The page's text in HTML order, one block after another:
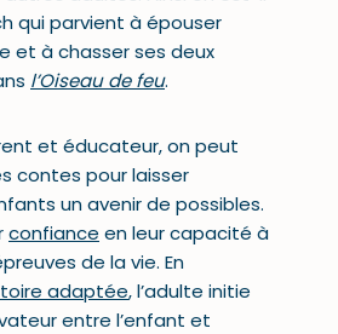
qui parvient à épouser
et à chasser ses deux
l’Oiseau de feu.
et éducateur, on peut
contes pour laisser
un avenir de possibles.
confiance en leur capacité à
de la vie. En
adaptée, l’adulte initie
entre l’enfant et